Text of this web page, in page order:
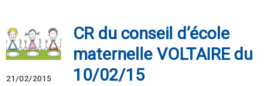
21/02/2015
CR du conseil d’école
maternelle VOLTAIRE du
10/02/15